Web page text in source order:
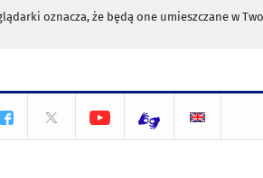
oznacza, że będą one umieszczane w